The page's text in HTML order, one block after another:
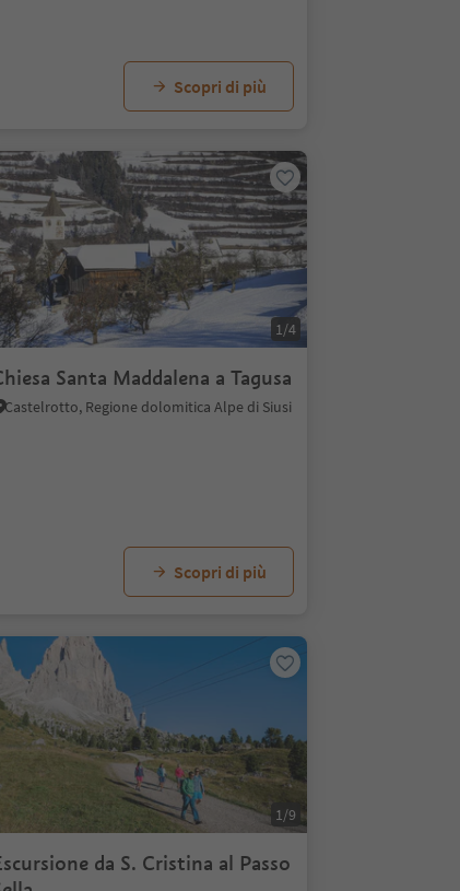
Scopri di più
1/4
Santa Maddalena a Tagusa
Castelrotto, Regione dolomitica Alpe di Siusi
Scopri di più
1/9
da S. Cristina al Passo